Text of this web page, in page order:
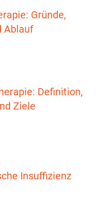
Gründe,
Ablauf
Definition,
Ziele
Insuffizienz